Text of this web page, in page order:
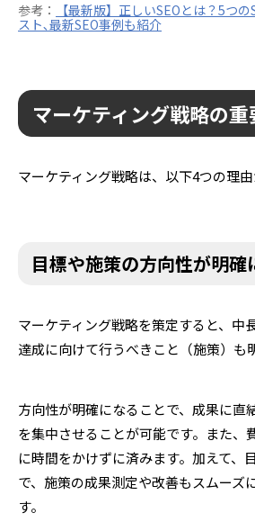
参考：
【最新版】正しいSEOとは？5つ
スト､最新SEO事例も紹介
マーケティング戦略の重
マーケティング戦略は、以下4つの理由
目標や施策の方向性が明確
マーケティング戦略を策定すると、中
達成に向けて行うべきこと（施策）も
方向性が明確になることで、成果に直
を集中させることが可能です。また、
に時間をかけずに済みます。加えて、
で、施策の成果測定や改善もスムーズ
す。